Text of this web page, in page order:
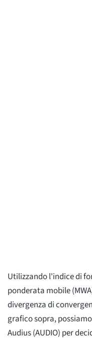
Utilizzando l'indice di
ponderata mobile
divergenza di
grafico sopra,
Audius (AUDIO) per